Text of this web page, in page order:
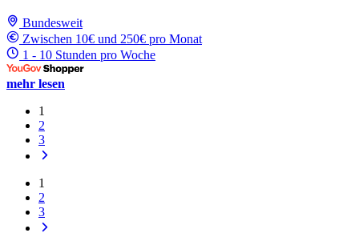
Bundesweit
Zwischen 10€ und 250€ pro Monat
1 - 10 Stunden pro Woche
mehr lesen
1
2
3
1
2
3